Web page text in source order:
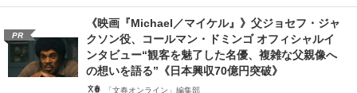
PR
《映画『Michael／マイケル』》父ジョセフ・ジャ
クソン役、コールマン・ドミンゴ オフィシャルイ
ンタビュー“観客を魅了した名優、複雑な父親像へ
の想いを語る”《日本興収70億円突破》
「文春オンライン」編集部